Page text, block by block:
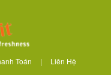
Toán | Liên Hệ